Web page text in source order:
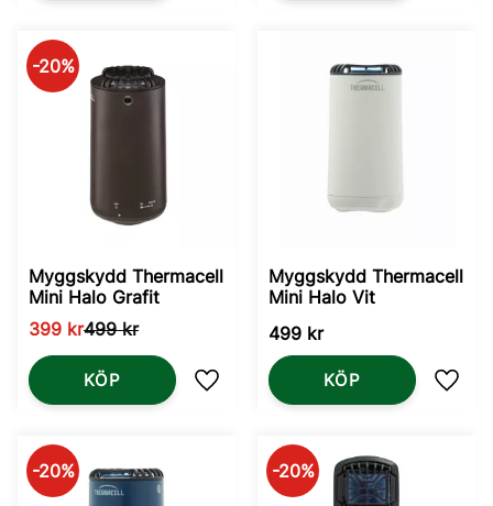
Myggskydd Thermacell
Mini Halo Grafit
399 kr499kr
20%
Lägg till i favoriter
KÖP
Myggskydd Thermacell
Mini Halo Vit
499 kr
KÖP
20% 20%